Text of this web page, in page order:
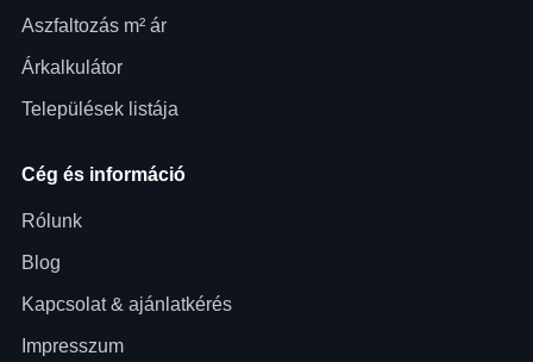
Aszfaltozás m² ár
Árkalkulátor
Települések listája
Cég és információ
Rólunk
Blog
Kapcsolat & ajánlatkérés
Impresszum